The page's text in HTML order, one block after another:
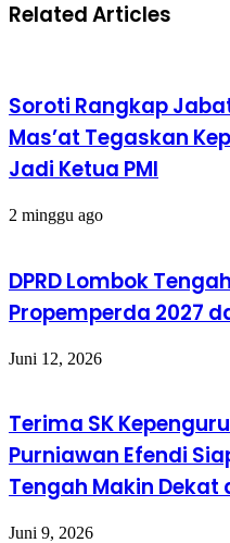
Related Articles
Soroti Rangkap
Mas’at Tegaskan
Jadi Ketua PMI
2 minggu ago
DPRD Lombok
Propemperda 2027
Juni 12, 2026
Terima SK
Purniawan Efendi
Tengah Makin Dekat
Juni 9, 2026